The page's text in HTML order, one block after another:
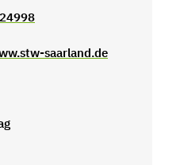
saarland.de